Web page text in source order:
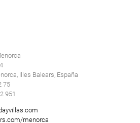
Illes Balears, España
75
951
menorca